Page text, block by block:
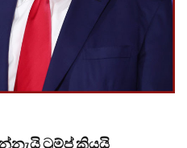
ට්‍රම්ප් කියයි